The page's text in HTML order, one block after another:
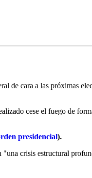
de cara a las próximas
cese el fuego de
presidencial).
"una crisis estructural